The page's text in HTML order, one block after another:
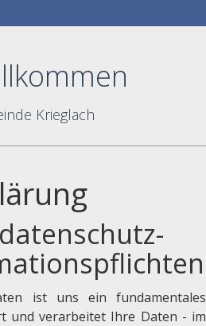
Krieglach
ist uns ein fundamentales
und verarbeitet Ihre Daten - im